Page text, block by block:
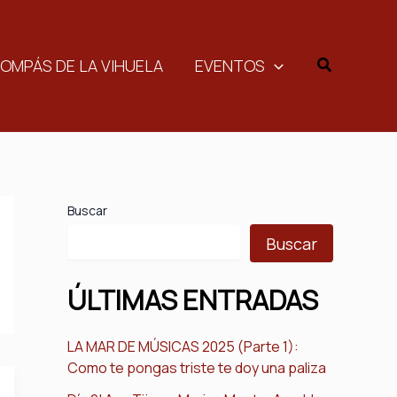
DE LA VIHUELA EVENTOS Buscar
Buscar
Buscar
ÚLTIMAS ENTRADAS
LA MAR DE MÚSICAS 2025 (Parte 1):
Como te pongas triste te doy una paliza